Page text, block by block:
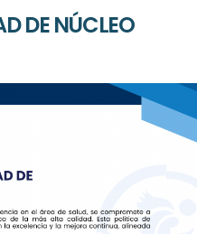
DE NÚCLEO